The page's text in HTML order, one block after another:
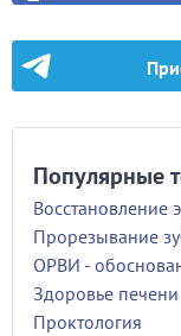
Популярные
Восстановление
Прорезывание
ОРВИ -
Здоровье печени
Проктология